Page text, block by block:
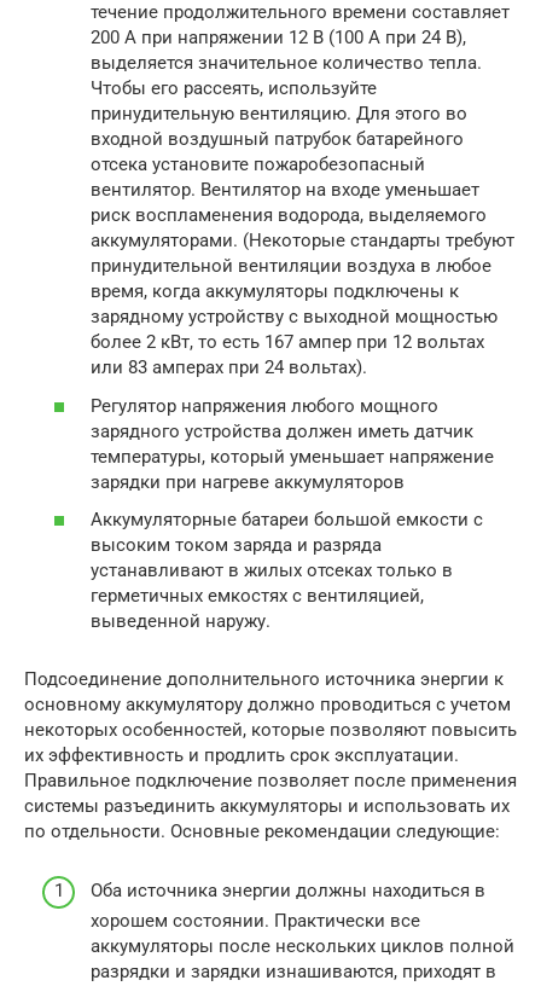
течение продолжительного времени составляет
200 А при напряжении 12 В (100 А при 24 В),
выделяется значительное количество тепла.
Чтобы его рассеять, используйте
принудительную вентиляцию. Для этого во
входной воздушный патрубок батарейного
отсека установите пожаробезопасный
вентилятор. Вентилятор на входе уменьшает
риск воспламенения водорода, выделяемого
аккумуляторами. (Некоторые стандарты требуют
принудительной вентиляции воздуха в любое
время, когда аккумуляторы подключены к
зарядному устройству с выходной мощностью
более 2 кВт, то есть 167 ампер при 12 вольтах
или 83 амперах при 24 вольтах).
Регулятор напряжения любого мощного
зарядного устройства должен иметь датчик
температуры, который уменьшает напряжение
зарядки при нагреве аккумуляторов
Аккумуляторные батареи большой емкости с
высоким током заряда и разряда
устанавливают в жилых отсеках только в
герметичных емкостях с вентиляцией,
выведенной наружу.
Подсоединение дополнительного источника энергии к
основному аккумулятору должно проводиться с учетом
некоторых особенностей, которые позволяют повысить
их эффективность и продлить срок эксплуатации.
Правильное подключение позволяет после применения
системы разъединить аккумуляторы и использовать их
по отдельности. Основные рекомендации следующие:
Оба источника энергии должны находиться в
хорошем состоянии. Практически все
аккумуляторы после нескольких циклов полной
разрядки и зарядки изнашиваются, приходят в